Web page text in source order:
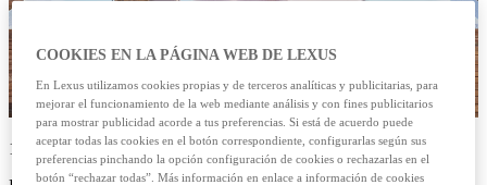
14/10/2024
COOKIES EN LA PÁGINA WEB DE LEXUS
En Lexus utilizamos cookies propias y de terceros analíticas y publicitarias, para
mejorar el funcionamiento de la web mediante análisis y con fines publicitarios
para mostrar publicidad acorde a tus preferencias. Si está de acuerdo puede
aceptar todas las cookies en el botón correspondiente, configurarlas según sus
preferencias pinchando la opción configuración de cookies o rechazarlas en el
botón “rechazar todas”. Más información en enlace a información de cookies